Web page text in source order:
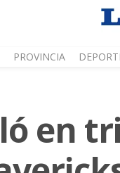
PROVINCIA
en